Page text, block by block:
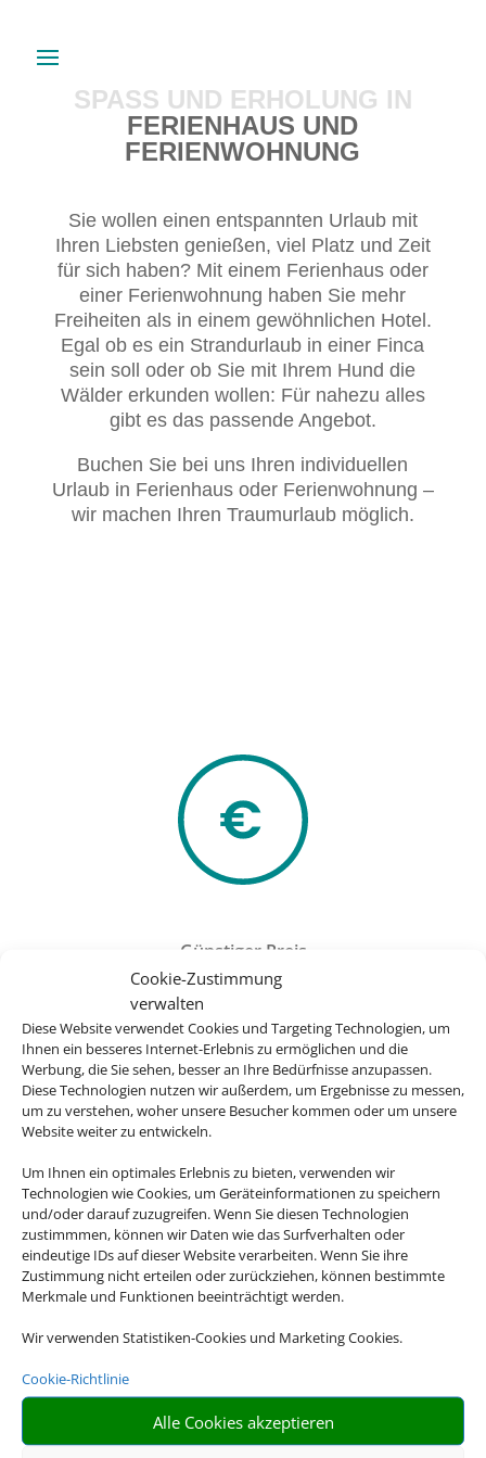
Cookie-Zustimmung
verwalten
Diese Website verwendet Cookies und Targeting Technologien, um
Ihnen ein besseres Internet-Erlebnis zu ermöglichen und die
Werbung, die Sie sehen, besser an Ihre Bedürfnisse anzupassen.
Diese Technologien nutzen wir außerdem, um Ergebnisse zu messen,
um zu verstehen, woher unsere Besucher kommen oder um unsere
Website weiter zu entwickeln.
Um Ihnen ein optimales Erlebnis zu bieten, verwenden wir
Technologien wie Cookies, um Geräteinformationen zu speichern
und/oder darauf zuzugreifen. Wenn Sie diesen Technologien
zustimmmen, können wir Daten wie das Surfverhalten oder
eindeutige IDs auf dieser Website verarbeiten. Wenn Sie ihre
Zustimmung nicht erteilen oder zurückziehen, können bestimmte
Merkmale und Funktionen beeinträchtigt werden.
Wir verwenden Statistiken-Cookies und Marketing Cookies.
Cookie-Richtlinie
Alle Cookies akzeptieren
SPASS UND ERHOLUNG IN F
ERIENHAUS UND F
ERIENWOHNUNG
Sie wollen einen entspannten Urlaub mit
Ihren Liebsten genießen, viel Platz und Zeit
für sich haben? Mit einem Ferienhaus oder
einer Ferienwohnung haben Sie mehr
Freiheiten als in einem gewöhnlichen Hotel.
Egal ob es ein Strandurlaub in einer Finca
sein soll oder ob Sie mit Ihrem Hund die
Wälder erkunden wollen: Für nahezu alles
gibt es das passende Angebot.
Buchen Sie bei uns Ihren individuellen
Urlaub in Ferienhaus oder Ferienwohnung –
wir machen Ihren Traumurlaub möglich.
Günstiger Preis
Bei längeren Reisen ist ein
Feriendomizil oft wesentlich
preiswerter als ein Hotel.
Flexibilität
Gestalten Sie Ihren
Tagesablauf, wie Sie es